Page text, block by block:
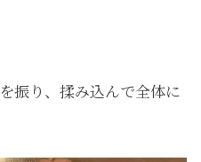
を振り、揉み込んで全体に